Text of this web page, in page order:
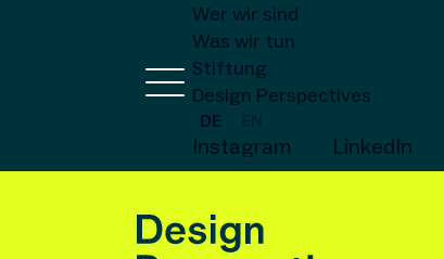
Wer wir sind
Was wir tun
Stiftung
Design Perspectives
DE
Instagram LinkedIn